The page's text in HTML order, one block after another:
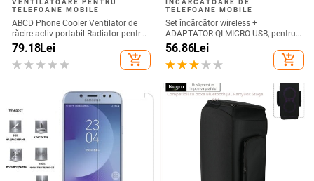
VENTILATOARE PENTRU
TELEFOANE MOBILE
ABCD Phone Cooler Ventilator de
răcire activ portabil Radiator pentru
telefon mobil pentru jocuri
79.18Lei
add_shopping_cart
ÎNCĂRCĂTOARE DE
TELEFOANE MOBILE
Set încărcător wireless +
ADAPTATOR QI MICRO USB, pentru
telefon + receptor wireless Qi cu
micro USB-culoare neagră
56.86Lei
add_shopping_cart